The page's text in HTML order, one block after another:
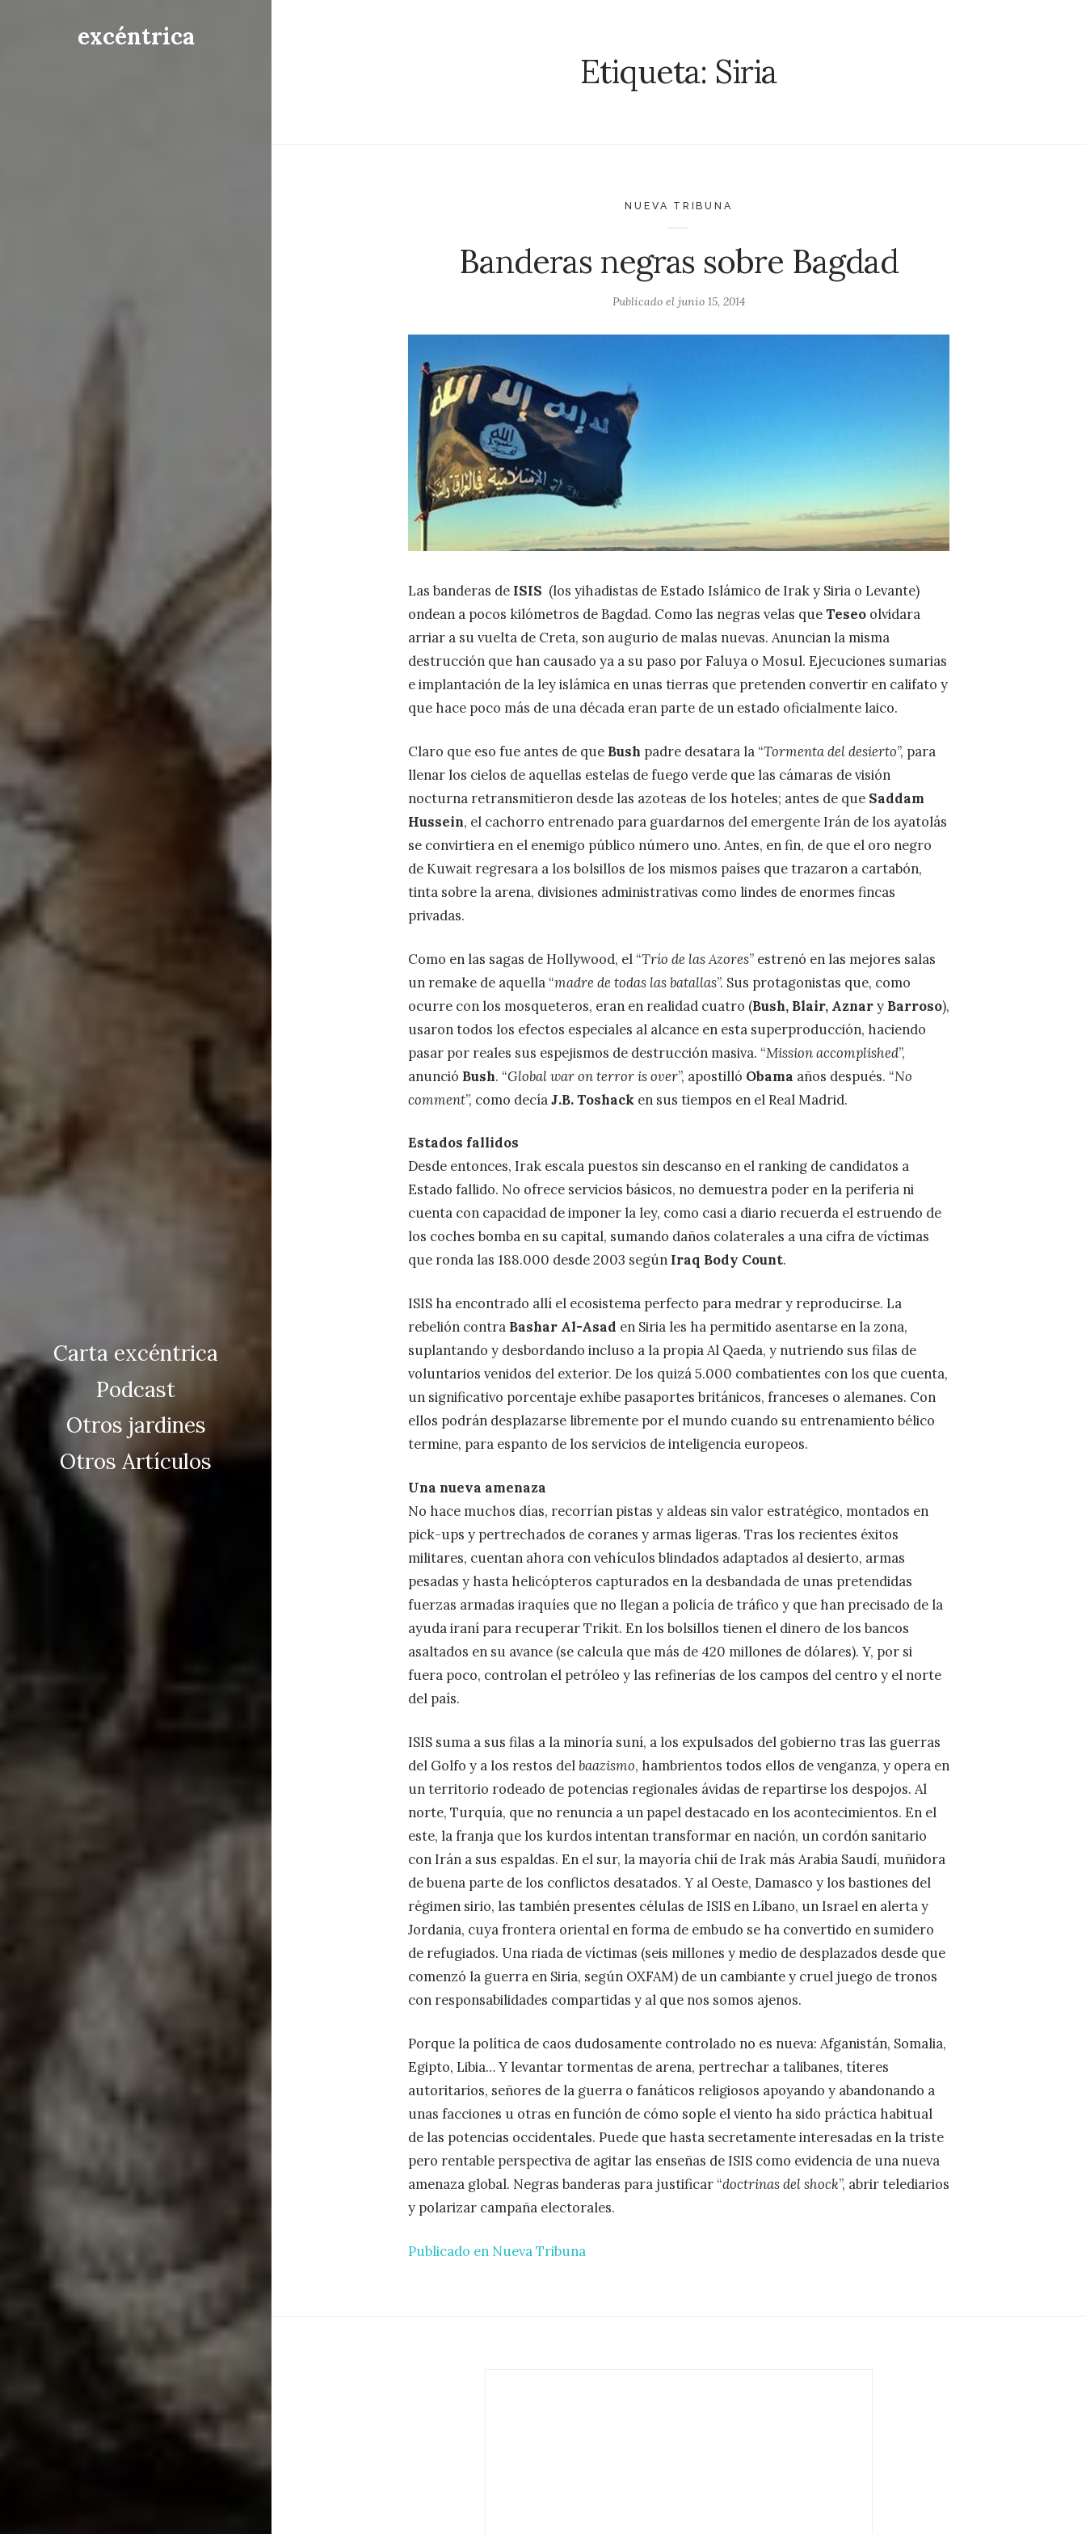
excéntrica
Carta excéntrica
Podcast
Otros jardines
Otros Artículos
Etiqueta: Siria
NUEVA TRIBUNA
Banderas negras sobre Bagdad
Publicado el junio 15, 2014
Las banderas de ISIS (los yihadistas de Estado Islámico de Irak y Siria o Levante)
ondean a pocos kilómetros de Bagdad. Como las negras velas queTeseo olvidara
arriar a su vuelta de Creta, son augurio de malas nuevas. Anuncian la misma
destrucción que han causado ya a su paso por Faluya o Mosul. Ejecuciones sumarias
e implantación de la ley islámica en unas tierras que pretenden convertir en califato y
que hace poco más de una década eran parte de un estado oficialmente laico.
Claro que eso fue antes de que Bush padre desatara la “Tormenta del desierto”, para
llenar los cielos de aquellas estelas de fuego verde que las cámaras de visión
nocturna retransmitieron desde las azoteas de los hoteles; antes de que Saddam
Hussein, el cachorro entrenado para guardarnos del emergente Irán de los ayatolás
se convirtiera en el enemigo público número uno. Antes, en fin, de que el oro negro
de Kuwait regresara a los bolsillos de los mismos países que trazaron a cartabón,
tinta sobre la arena, divisiones administrativas como lindes de enormes fincas
privadas.
Como en las sagas de Hollywood, el “Trío de las Azores” estrenó en las mejores salas
un remake de aquella “madre de todas las batallas”. Sus protagonistas que, como
ocurre con los mosqueteros, eran en realidad cuatro (Bush, Blair, Aznary Barroso),
usaron todos los efectos especiales al alcance en esta superproducción, haciendo
pasar por reales sus espejismos de destrucción masiva. “Mission accomplished”,
anunció Bush. “Global war on terror is over”, apostilló Obama años después. “No
comment”, como decíaJ.B. Toshack en sus tiempos en el Real Madrid.
Estados fallidos
Desde entonces, Irak escala puestos sin descanso en el ranking de candidatos a
Estado fallido. No ofrece servicios básicos, no demuestra poder en la periferia ni
cuenta con capacidad de imponer la ley, como casi a diario recuerda el estruendo de
los coches bomba en su capital, sumando daños colaterales a una cifra de víctimas
que ronda las 188.000 desde 2003 según Iraq Body Count.
ISIS ha encontrado allí el ecosistema perfecto para medrar y reproducirse. La
rebelión contra Bashar Al-Asad en Siria les ha permitido asentarse en la zona,
suplantando y desbordando incluso a la propia Al Qaeda, y nutriendo sus filas de
voluntarios venidos del exterior. De los quizá 5.000 combatientes con los que cuenta,
un significativo porcentaje exhibe pasaportes británicos, franceses o alemanes. Con
ellos podrán desplazarse libremente por el mundo cuando su entrenamiento bélico
termine, para espanto de los servicios de inteligencia europeos.
Una nueva amenaza
No hace muchos días, recorrían pistas y aldeas sin valor estratégico, montados en
pick-ups y pertrechados de coranes y armas ligeras. Tras los recientes éxitos
militares, cuentan ahora con vehículos blindados adaptados al desierto, armas
pesadas y hasta helicópteros capturados en la desbandada de unas pretendidas
fuerzas armadas iraquíes que no llegan a policía de tráfico y que han precisado de la
ayuda iraní para recuperar Trikit. En los bolsillos tienen el dinero de los bancos
asaltados en su avance (se calcula que más de 420 millones de dólares). Y, por si
fuera poco, controlan el petróleo y las refinerías de los campos del centro y el norte
del país.
ISIS suma a sus filas a la minoría suní, a los expulsados del gobierno tras las guerras
del Golfo y a los restos delbaazismo, hambrientos todos ellos de venganza, y opera en
un territorio rodeado de potencias regionales ávidas de repartirse los despojos. Al
norte, Turquía, que no renuncia a un papel destacado en los acontecimientos. En el
este, la franja que los kurdos intentan transformar en nación, un cordón sanitario
con Irán a sus espaldas. En el sur, la mayoría chií de Irak más Arabia Saudí, muñidora
de buena parte de los conflictos desatados. Y al Oeste, Damasco y los bastiones del
régimen sirio, las también presentes células de ISIS en Líbano, un Israel en alerta y
Jordania, cuya frontera oriental en forma de embudo se ha convertido en sumidero
de refugiados. Una riada de víctimas (seis millones y medio de desplazados desde que
comenzó la guerra en Siria, según OXFAM) de un cambiante y cruel juego de tronos
con responsabilidades compartidas y al que nos somos ajenos.
Porque la política de caos dudosamente controlado no es nueva: Afganistán, Somalia,
Egipto, Libia… Y levantar tormentas de arena, pertrechar a talibanes, títeres
autoritarios, señores de la guerra o fanáticos religiosos apoyando y abandonando a
unas facciones u otras en función de cómo sople el viento ha sido práctica habitual
de las potencias occidentales. Puede que hasta secretamente interesadas en la triste
pero rentable perspectiva de agitar las enseñas de ISIS como evidencia de una nueva
amenaza global. Negras banderas para justificar “doctrinas del shock”, abrir telediarios
y polarizar campaña electorales.
Publicado en Nueva Tribuna